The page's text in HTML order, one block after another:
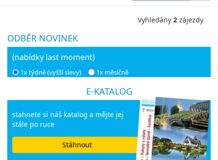
Vyhledány 2 zájezdy
ODBĚR NOVINEK
(nabídky last moment)
1x týdně (vyšší slevy) 1x měsíčně
E-KATALOG
stahnete si náš katalog a mějte jej
stále po ruce
Stáhnout